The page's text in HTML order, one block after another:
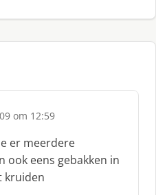
om 12:59
er meerdere
ook eens gebakken in
kruiden